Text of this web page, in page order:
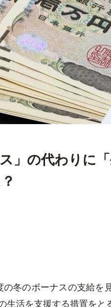
」の代わりに
冬のボーナスの支給を
生活を支援する措置を